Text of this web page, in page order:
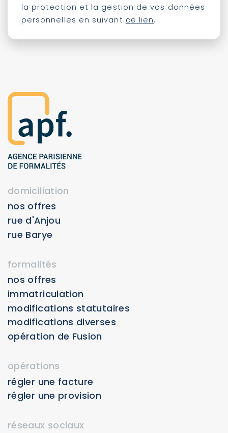
la protection et la gestion de vos données
personnelles en suivant ce lien.
domiciliation
nos offres
rue d'Anjou
rue Barye
formalités
nos offres
Immatriculation
Modifications statutaires
Modifications diverses
Opération de Fusion
opérations
régler une facture
régler une provision
réseaux sociaux